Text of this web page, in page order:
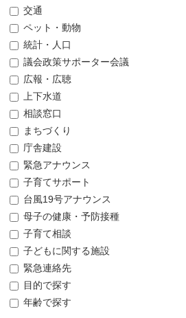
交通
ペット・動物
統計・人口
議会政策サポーター会議
広報・広聴
上下水道
相談窓口
まちづくり
庁舎建設
緊急アナウンス
子育てサポート
台風19号アナウンス
母子の健康・予防接種
子育て相談
子どもに関する施設
緊急連絡先
目的で探す
年齢で探す